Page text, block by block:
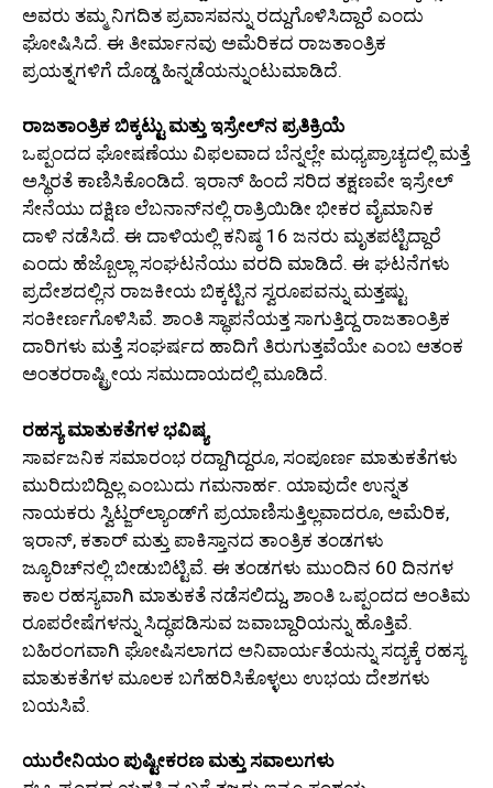
ಅವರು ತಮ್ಮ ನಿಗದಿತ ಪ್ರವಾಸವನ್ನು ರದ್ದುಗೊಳಿಸಿದ್ದಾರೆ ಎಂದು
ಘೋಷಿಸಿದೆ. ಈ ತೀರ್ಮಾನವು ಅಮೆರಿಕದ ರಾಜತಾಂತ್ರಿಕ
ಪ್ರಯತ್ನಗಳಿಗೆ ದೊಡ್ಡ ಹಿನ್ನಡೆಯನ್ನುಂಟುಮಾಡಿದೆ.
ರಾಜತಾಂತ್ರಿಕ ಬಿಕ್ಕಟ್ಟು ಮತ್ತು ಇಸ್ರೇಲ್‌ನ ಪ್ರತಿಕ್ರಿಯೆ
ಒಪ್ಪಂದದ ಘೋಷಣೆಯು ವಿಫಲವಾದ ಬೆನ್ನಲ್ಲೇ ಮಧ್ಯಪ್ರಾಚ್ಯದಲ್ಲಿ ಮತ್ತೆ
ಅಸ್ಥಿರತೆ ಕಾಣಿಸಿಕೊಂಡಿದೆ. ಇರಾನ್ ಹಿಂದೆ ಸರಿದ ತಕ್ಷಣವೇ ಇಸ್ರೇಲ್
ಸೇನೆಯು ದಕ್ಷಿಣ ಲೆಬನಾನ್‌ನಲ್ಲಿ ರಾತ್ರಿಯಿಡೀ ಭೀಕರ ವೈಮಾನಿಕ
ದಾಳಿ ನಡೆಸಿದೆ. ಈ ದಾಳಿಯಲ್ಲಿ ಕನಿಷ್ಠ 16 ಜನರು ಮೃತಪಟ್ಟಿದ್ದಾರೆ
ಎಂದು ಹೆಜ್ಬೊಲ್ಲಾ ಸಂಘಟನೆಯು ವರದಿ ಮಾಡಿದೆ. ಈ ಘಟನೆಗಳು
ಪ್ರದೇಶದಲ್ಲಿನ ರಾಜಕೀಯ ಬಿಕ್ಕಟ್ಟಿನ ಸ್ವರೂಪವನ್ನು ಮತ್ತಷ್ಟು
ಸಂಕೀರ್ಣಗೊಳಿಸಿವೆ. ಶಾಂತಿ ಸ್ಥಾಪನೆಯತ್ತ ಸಾಗುತ್ತಿದ್ದ ರಾಜತಾಂತ್ರಿಕ
ದಾರಿಗಳು ಮತ್ತೆ ಸಂಘರ್ಷದ ಹಾದಿಗೆ ತಿರುಗುತ್ತವೆಯೇ ಎಂಬ ಆತಂಕ
ಅಂತರರಾಷ್ಟ್ರೀಯ ಸಮುದಾಯದಲ್ಲಿ ಮೂಡಿದೆ.
ರಹಸ್ಯ ಮಾತುಕತೆಗಳ ಭವಿಷ್ಯ
ಸಾರ್ವಜನಿಕ ಸಮಾರಂಭ ರದ್ದಾಗಿದ್ದರೂ, ಸಂಪೂರ್ಣ ಮಾತುಕತೆಗಳು
ಮುರಿದುಬಿದ್ದಿಲ್ಲ ಎಂಬುದು ಗಮನಾರ್ಹ. ಯಾವುದೇ ಉನ್ನತ
ನಾಯಕರು ಸ್ವಿಟ್ಜರ್‌ಲ್ಯಾಂಡ್‌ಗೆ ಪ್ರಯಾಣಿಸುತ್ತಿಲ್ಲವಾದರೂ, ಅಮೆರಿಕ,
ಇರಾನ್, ಕತಾರ್ ಮತ್ತು ಪಾಕಿಸ್ತಾನದ ತಾಂತ್ರಿಕ ತಂಡಗಳು
ಜ್ಯೂರಿಚ್‌ನಲ್ಲಿ ಬೀಡುಬಿಟ್ಟಿವೆ. ಈ ತಂಡಗಳು ಮುಂದಿನ 60 ದಿನಗಳ
ಕಾಲ ರಹಸ್ಯವಾಗಿ ಮಾತುಕತೆ ನಡೆಸಲಿದ್ದು, ಶಾಂತಿ ಒಪ್ಪಂದದ ಅಂತಿಮ
ರೂಪರೇಷೆಗಳನ್ನು ಸಿದ್ಧಪಡಿಸುವ ಜವಾಬ್ದಾರಿಯನ್ನು ಹೊತ್ತಿವೆ.
ಬಹಿರಂಗವಾಗಿ ಘೋಷಿಸಲಾಗದ ಅನಿವಾರ್ಯತೆಯನ್ನು ಸದ್ಯಕ್ಕೆ ರಹಸ್ಯ
ಮಾತುಕತೆಗಳ ಮೂಲಕ ಬಗೆಹರಿಸಿಕೊಳ್ಳಲು ಉಭಯ ದೇಶಗಳು
ಬಯಸಿವೆ.
ಯುರೇನಿಯಂ ಪುಷ್ಟೀಕರಣ ಮತ್ತು ಸವಾಲುಗಳು